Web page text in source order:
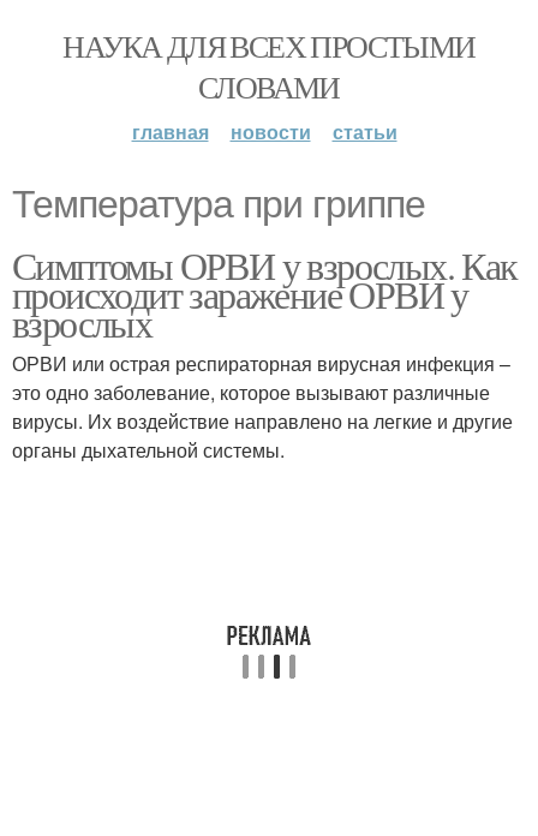
НАУКА ДЛЯ ВСЕХ ПРОСТЫМИ
СЛОВАМИ
главная новости статьи
Температура при гриппе
Симптомы ОРВИ у взрослых. Как
происходит заражение ОРВИ у
взрослых
ОРВИ или острая респираторная вирусная инфекция –
это одно заболевание, которое вызывают различные
вирусы. Их воздействие направлено на легкие и другие
органы дыхательной системы.